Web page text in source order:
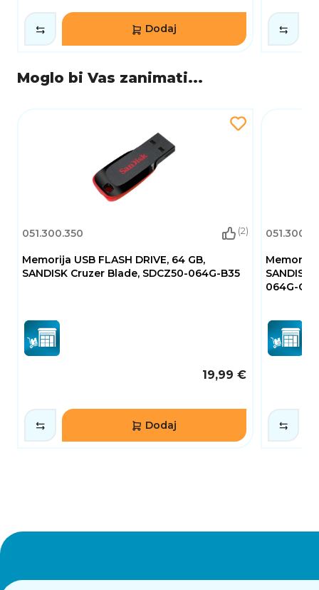
Dodaj
Moglo bi Vas zanimati...
051.300.350 (2)
Memorija USB FLASH DRIVE, 64 GB,
SANDISK Cruzer Blade, SDCZ50-064G-B35
19,99 €
Dodaj
Memorija
SANDISK
064G-